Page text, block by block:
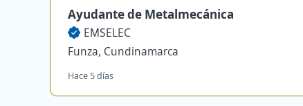
Ayudante de Metalmecánica
EMSELEC
Funza, Cundinamarca
Hace 5 días